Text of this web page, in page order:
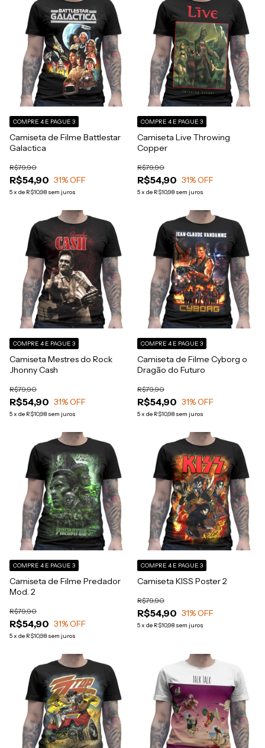
Camiseta de Filme Battlestar
Galactica
R$54,90
R$79,90
31% OFF
5x de R$10,98 sem juros
COMPRE 4 E PAGUE 3
Camiseta Live Throwing
Copper
R$54,90
R$79,90
31% OFF
5x de R$10,98 sem juros
COMPRE 4 E PAGUE 3
Camiseta Mestres do Rock
Jhonny Cash
R$54,90
R$79,90
31% OFF
5x de R$10,98 sem juros
COMPRE 4 E PAGUE 3
Camiseta de Filme Cyborg o
Dragão do Futuro
R$54,90
R$79,90
31% OFF
5x de R$10,98 sem juros
COMPRE 4 E PAGUE 3
Camiseta de Filme Predador
Mod. 2
R$54,90
R$79,90
31% OFF
5x de R$10,98 sem juros
COMPRE 4 E PAGUE 3
Camiseta KISS Poster 2
R$54,90
R$79,90
31% OFF
5x de R$10,98 sem juros
COMPRE 4 E PAGUE 3